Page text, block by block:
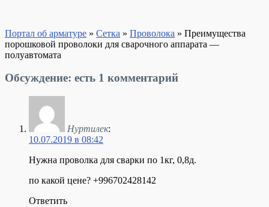
Портал об арматуре » Сетка » Проволока » Преимущества
порошковой проволоки для сварочного аппарата —
полуавтомата
Обсуждение: есть 1 комментарий
Нуртилек:
10.07.2019 в 08:42
Нужна проволка для сварки по 1кг, 0,8д.
по какой цене? +996702428142
Ответить